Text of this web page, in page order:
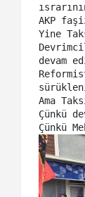
AKP
Yine
devam
Ama
Çünkü